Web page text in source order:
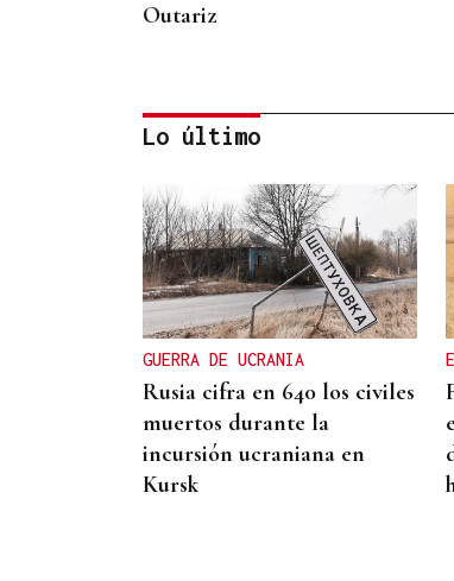
Outariz
ENTREVISTA
Jorge Vázquez: "Nuestro
objetivo a 2028 es crecer
creando valor para el
accionista y para el equipo
que lo hace posible"
Lo último
GUERRA DE UCRANIA
Rusia cifra en 640 los civiles
muertos durante la
incursión ucraniana en
Kursk